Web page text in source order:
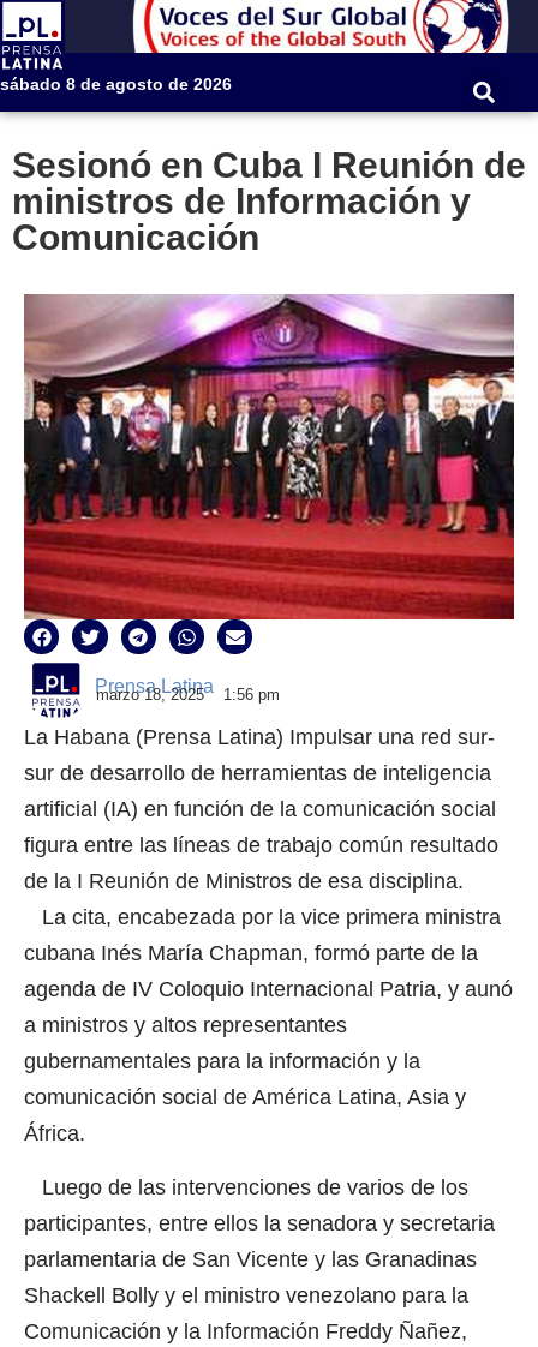
sábado 8 de agosto de 2026
Sesionó en Cuba I Reunión de
ministros de Información y
Comunicación
Prensa Latina
marzo 18, 2025 1:56 pm
La Habana (Prensa Latina) Impulsar una red sur-
sur de desarrollo de herramientas de inteligencia
artificial (IA) en función de la comunicación social
figura entre las líneas de trabajo común resultado
de la I Reunión de Ministros de esa disciplina.
La cita, encabezada por la vice primera ministra
cubana Inés María Chapman, formó parte de la
agenda de IV Coloquio Internacional Patria, y aunó
a ministros y altos representantes
gubernamentales para la información y la
comunicación social de América Latina, Asia y
África.
Luego de las intervenciones de varios de los
participantes, entre ellos la senadora y secretaria
parlamentaria de San Vicente y las Granadinas
Shackell Bolly y el ministro venezolano para la
Comunicación y la Información Freddy Ñañez,